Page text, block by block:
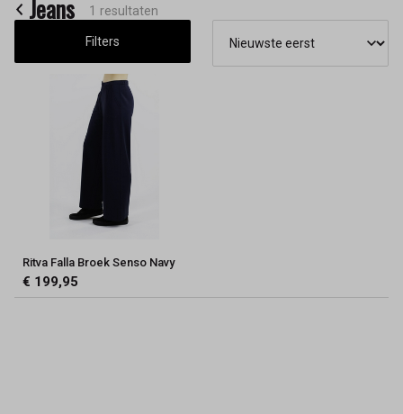
Jeans 1 resultaten
Filters
Ritva Falla Broek Senso Navy
€ 199,95